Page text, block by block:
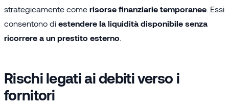
strategicamente come risorse finanziarie temporanee . Essi
consentono di estendere la liquidità disponibile senza
ricorrere a un prestito esterno
Rischi legati ai debiti verso i
fornitori